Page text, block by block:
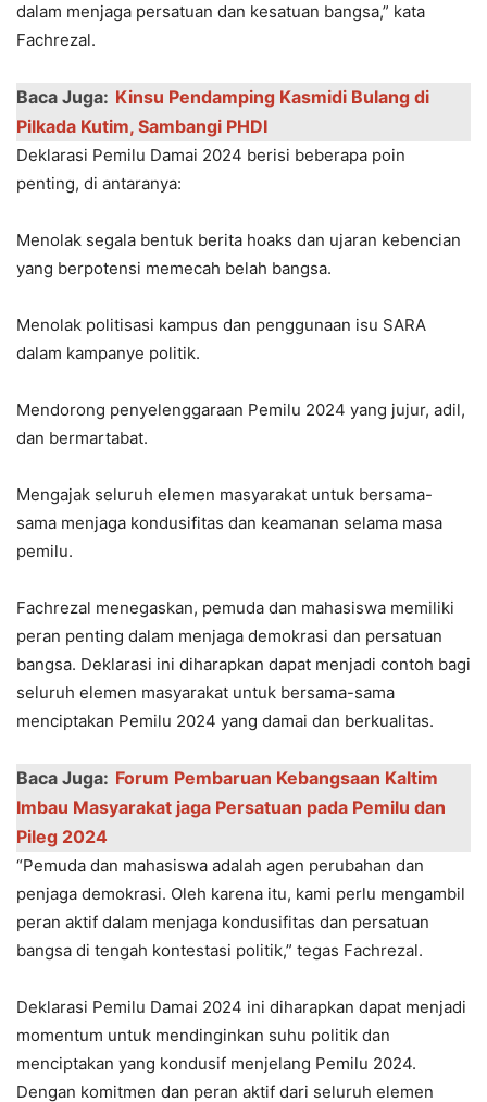
dalam menjaga persatuan dan kesatuan bangsa,” kata
Fachrezal.
Baca Juga: Kinsu Pendamping Kasmidi Bulang di
Pilkada Kutim, Sambangi PHDI
Deklarasi Pemilu Damai 2024 berisi beberapa poin
penting, di antaranya:
Menolak segala bentuk berita hoaks dan ujaran kebencian
yang berpotensi memecah belah bangsa.
Menolak politisasi kampus dan penggunaan isu SARA
dalam kampanye politik.
Mendorong penyelenggaraan Pemilu 2024 yang jujur, adil,
dan bermartabat.
Mengajak seluruh elemen masyarakat untuk bersama-
sama menjaga kondusifitas dan keamanan selama masa
pemilu.
Fachrezal menegaskan, pemuda dan mahasiswa memiliki
peran penting dalam menjaga demokrasi dan persatuan
bangsa. Deklarasi ini diharapkan dapat menjadi contoh bagi
seluruh elemen masyarakat untuk bersama-sama
menciptakan Pemilu 2024 yang damai dan berkualitas.
Baca Juga: Forum Pembaruan Kebangsaan Kaltim
Imbau Masyarakat jaga Persatuan pada Pemilu dan
Pileg 2024
“Pemuda dan mahasiswa adalah agen perubahan dan
penjaga demokrasi. Oleh karena itu, kami perlu mengambil
peran aktif dalam menjaga kondusifitas dan persatuan
bangsa di tengah kontestasi politik,” tegas Fachrezal.
Deklarasi Pemilu Damai 2024 ini diharapkan dapat menjadi
momentum untuk mendinginkan suhu politik dan
menciptakan yang kondusif menjelang Pemilu 2024.
Dengan komitmen dan peran aktif dari seluruh elemen